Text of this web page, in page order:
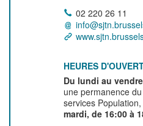
02 220 26 11
HEURES
Du lundi au
une permanence
services
mardi, de 16:00 à